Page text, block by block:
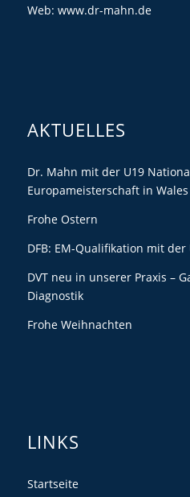
Web: www.dr-mahn.de
AKTUELLES
Dr. Mahn mit der U19
Europameisterschaft in Wales
Frohe Ostern
DFB: EM-Qualifikation mit der
DVT neu in unserer Praxis –
Diagnostik
Frohe Weihnachten
LINKS
Startseite